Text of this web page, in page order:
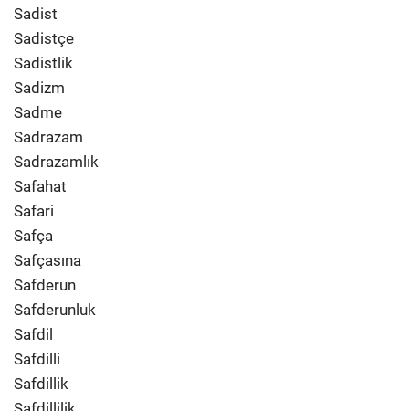
Sadist
Sadistçe
Sadistlik
Sadizm
Sadme
Sadrazam
Sadrazamlık
Safahat
Safari
Safça
Safçasına
Safderun
Safderunluk
Safdil
Safdilli
Safdillik